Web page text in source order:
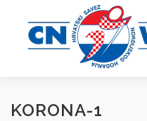
sadržaj
NATJECANJA
KORONA-1